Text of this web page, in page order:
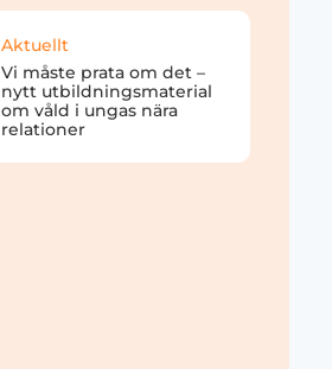
Aktuellt
Vi måste prata om det –
nytt utbildningsmaterial
om våld i ungas nära
relationer